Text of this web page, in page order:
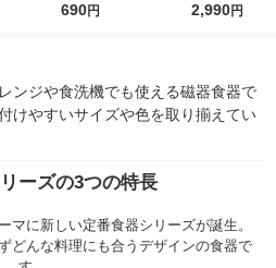
良品計 16.5cm 良品計画
690円
700mL スト
2,990円
ンジや食洗機でも使える磁器食器で
けやすいサイズや色を取り揃えてい
ーズの3つの特長
マに新しい定番食器シリーズが誕生。
どんな料理にも合うデザインの食器で